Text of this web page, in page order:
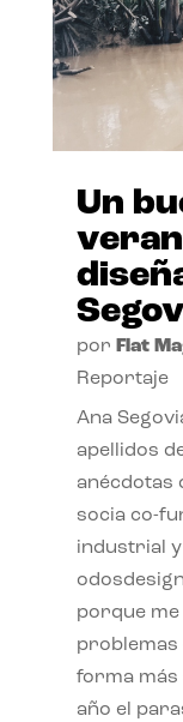
Un
por Flat
Reportaje
Ana
apellidos
anécdotas
socia co-
industrial
porque
problemas
forma más
año el